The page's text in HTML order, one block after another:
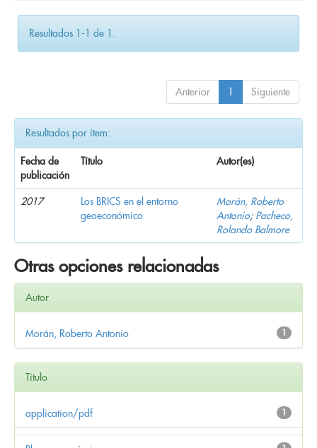
Resultados 1-1 de 1.
Anterior 1 Siguiente
Resultados por ítem:
Fecha de
publicación
Título Autor(es)
2017
Los BRICS en el entorno
geoeconómico
Morán, Roberto
Antonio; Pacheco,
Rolando Balmore
Otras opciones relacionadas
Autor
1
Morán, Roberto Antonio
Título
1
application/pdf